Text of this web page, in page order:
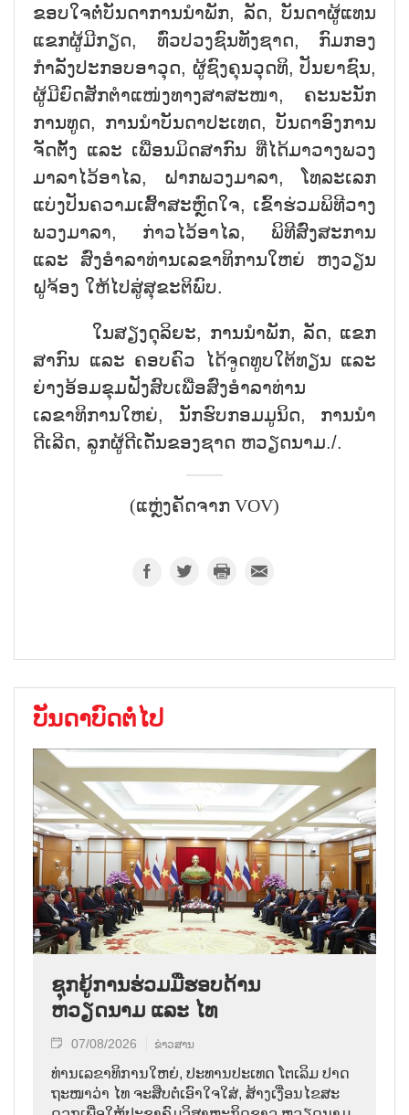
ຂອບໃຈຕໍ່ບັນດາການນຳພັກ, ລັດ, ບັນດາຜູ້ແທນ
ແຂກຜູ້ມີກຽດ, ທົ່ວປວງຊົນທັງຊາດ, ກົມກອງ
ກຳລັງປະກອບອາວຸດ, ຜູ້ຊົງຄຸນວຸດທິ, ປັນຍາຊົນ,
ຜູ້ມີຍົດສັກຕຳແໜ່ງທາງສາສະໜາ, ຄະນະນັກ
ການທູດ, ການນຳບັນດາປະເທດ, ບັນດາອົງການ
ຈັດຕັ້ງ ແລະ ເພື່ອນມິດສາກົນ ທີ່ໄດ້ມາວາງພວງ
ມາລາໄວ້ອາໄລ, ຝາກພວງມາລາ, ໂທລະເລກ
ແບ່ງປັນຄວາມເສົ້າສະຫຼົດໃຈ, ເຂົ້າຮ່ວມພິທີວາງ
ພວງມາລາ, ກ່າວໄວ້ອາໄລ, ພິທີສົ່ງສະການ
ແລະ ສົ່ງອຳລາທ່ານເລຂາທິການໃຫຍ່ ຫງວຽນ
ຝູຈ້ອງ ໃຫ້ໄປສູ່ສຸຂະຕິພົບ.
ໃນສຽງດຸລິຍະ, ການນຳພັກ, ລັດ, ແຂກ
ສາກົນ ແລະ ຄອບຄົວ ໄດ້ຈູດທູບໃຕ້ທຽນ ແລະ
ຍ່າງອ້ອມຂຸມຝັງສົບເພື່ອສົ່ງອຳລາທ່ານ
ເລຂາທິການໃຫຍ່, ນັກຮົບກອມມູນິດ, ການນຳ
ດີເລີດ, ລູກຜູ້ດີເດັ່ນຂອງຊາດ ຫວຽດນາມ./.
(ແຫຼ່ງຄັດຈາກ VOV)
ບັນດາບົດຕໍ່ໄປ
ຊຸກຍູ້ການຮ່ວມມືຮອບດ້ານ
ຫວຽດນາມ ແລະ ໄທ
07/08/2026 ຂ່າວສານ
ທ່ານ​ເລ​ຂາ​ທິ​ການ​ໃຫຍ່, ປະ​ທານ​ປະ​ເທດ ໂຕ​ເລິມ ປາດ​
ຖະ​ໜາ​ວ່າ ໄທ​ ຈະ​ສືບ​ຕໍ່​ເອົາ​ໃຈ​ໃສ່, ສ້າງ​ເງື່ອນ​ໄຂ​ສະ​